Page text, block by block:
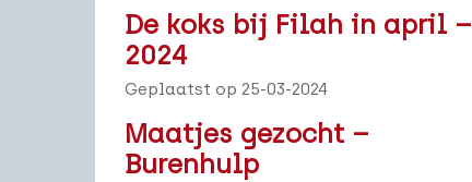
De koks bij Filah in april –
2024
Geplaatst op 25-03-2024
Maatjes gezocht –
Burenhulp